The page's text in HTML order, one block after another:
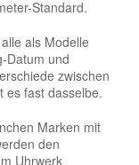
Standard.
als Modelle
Datum und
zwischen
es fast dasselbe.
Marken mit
den
Uhrwerk